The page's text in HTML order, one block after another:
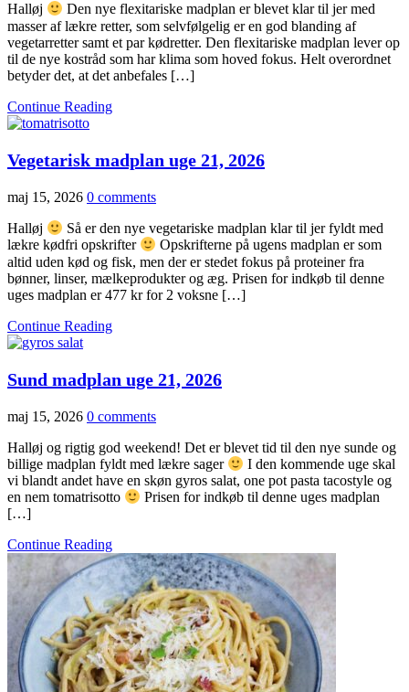
Halløj
Den nye flexitariske madplan er blevet klar til jer med
masser af lækre retter, som selvfølgelig er en god blanding af
vegetarretter samt et par kødretter. Den flexitariske madplan lever op
til de nye kostråd som har klima som hoved fokus. Helt overordnet
betyder det, at det anbefales […]
Continue Reading
Vegetarisk madplan uge 21, 2026
maj 15, 2026 0 comments
Halløj
Så er den nye vegetariske madplan klar til jer fyldt med
lækre kødfri opskrifter
Opskrifterne på ugens madplan er som
altid uden kød og fisk, men der er stedet fokus på proteiner fra
bønner, linser, mælkeprodukter og æg. Prisen for indkøb til denne
uges madplan er 477 kr for 2 voksne […]
Continue Reading
Sund madplan uge 21, 2026
maj 15, 2026 0 comments
Halløj og rigtig god weekend! Det er blevet tid til den nye sunde og
billige madplan fyldt med lækre sager
I den kommende uge skal
vi blandt andet have en skøn gyros salat, one pot pasta tacostyle og
en nem tomatrisotto
Prisen for indkøb til denne uges madplan
[…]
Continue Reading